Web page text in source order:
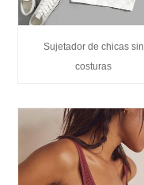
Sujetador de chicas sin
costuras